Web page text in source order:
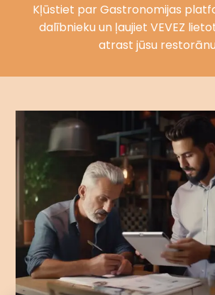
Kļūstiet par Gastronomijas
dalībnieku un ļaujiet VEVEZ
atrast jūsu